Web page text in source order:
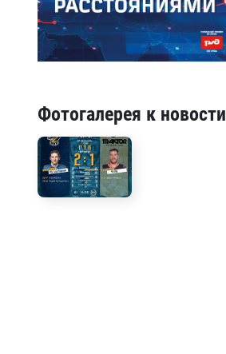
Фотогалерея к новости